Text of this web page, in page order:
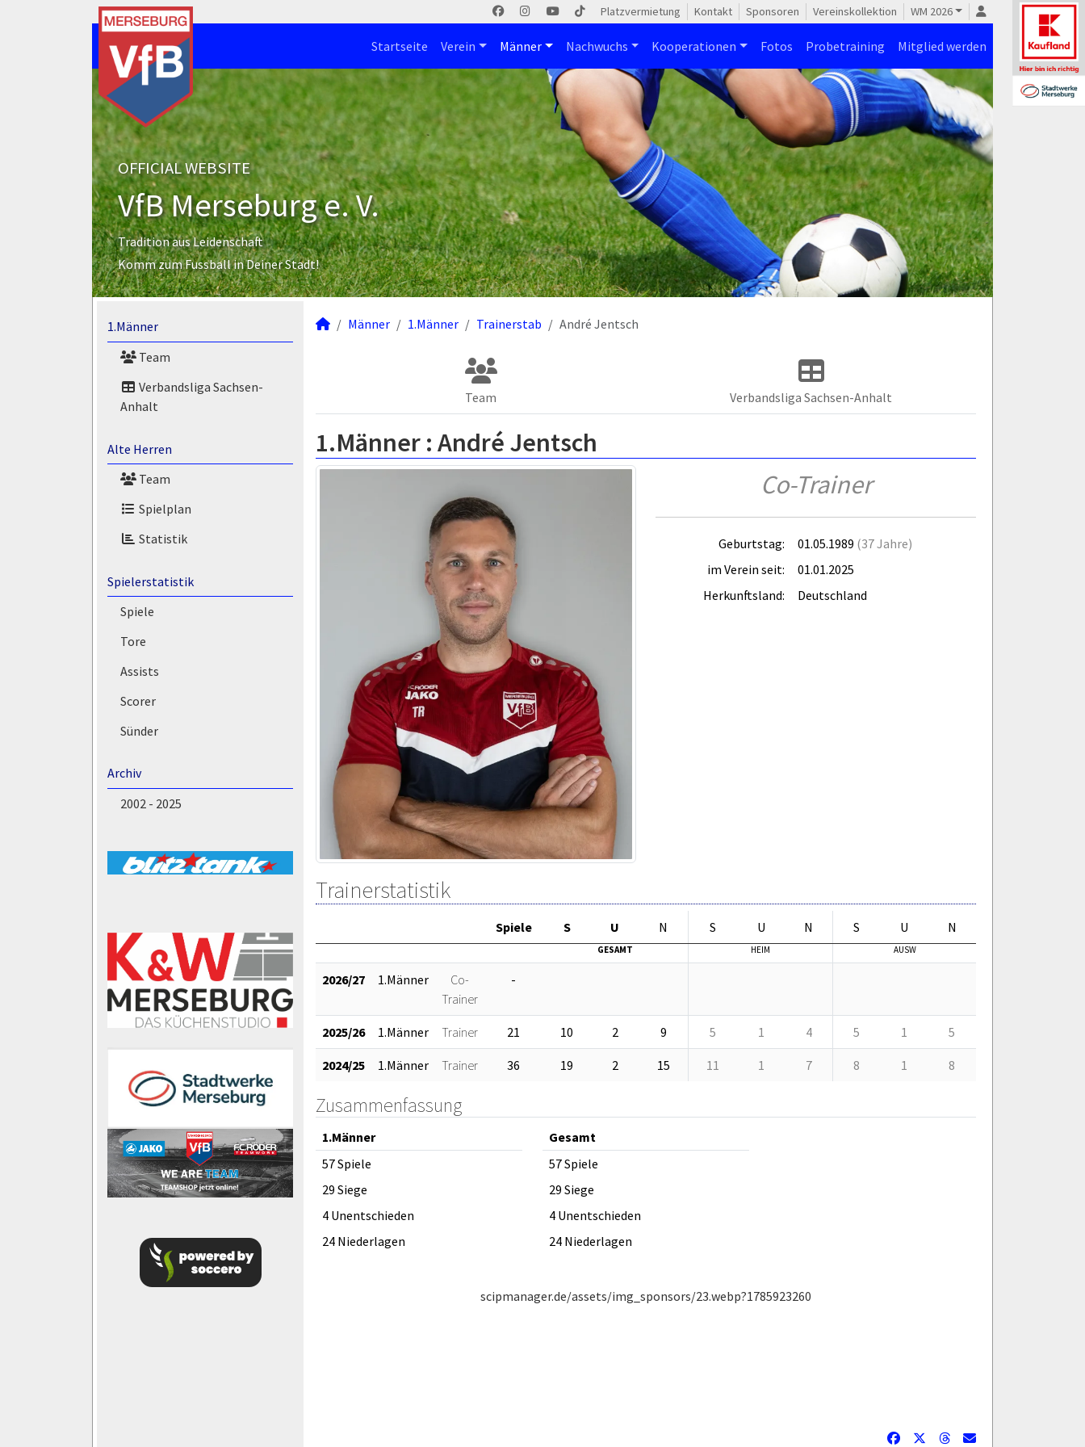
Platzvermietung Kontakt Sponsoren Vereinskollektion WM 2026
Startseite Verein Männer Nachwuchs Kooperationen Fotos Probetraining Mitglied werden
OFFICIAL WEBSITE
VfB Merseburg e. V.
Tradition aus Leidenschaft
Komm zum Fussball in Deiner Stadt!
1.Männer
Team
Verbandsliga Sachsen-
Anhalt
Alte Herren
Team
Spielplan
Statistik
Spielerstatistik
Spiele
Tore
Assists
Scorer
Sünder
Archiv
2002 - 2025
Männer 1.Männer Trainerstab André Jentsch
Team Verbandsliga Sachsen-Anhalt
1.Männer : André Jentsch
Co-Trainer
Geburtstag: 01.05.1989 (37 Jahre)
im Verein seit:
01.01.2025
Herkunftsland:
Deutschland
Trainerstatistik
Spiele S U N S U N S U N
GESAMT HEIM AUSW
2026/27 1.Männer
Co-
Trainer
-
2025/26 1.Männer Trainer 21 10 2 9 5 1 4 5 1 5
2024/25 1.Männer Trainer 36 19 2 15 11 1 7 8 1 8
Zusammenfassung
1.Männer
57 Spiele
29 Siege
4 Unentschieden
24 Niederlagen
Gesamt
57 Spiele
29 Siege
4 Unentschieden
24 Niederlagen
scipmanager.de/assets/img_sponsors/23.webp?1785923260